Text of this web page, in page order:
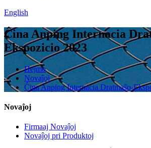
English
Ĉina Anping Internacia
Ekspozicio 2023
Hejmo
Novaĵoj
Ĉina Anping Internacia Dratmaŝo-
Novaĵoj
Firmaaj Novaĵoj
Novaĵoj pri Produktoj